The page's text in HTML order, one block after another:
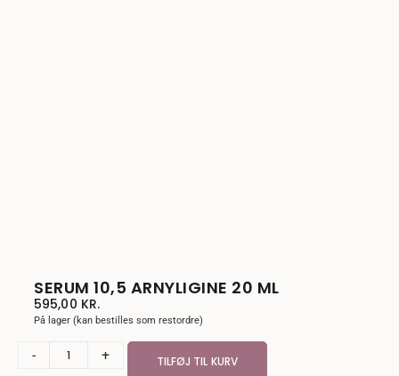
SERUM 10,5 ARNYLIGINE 20 ML
595,00 KR.
På lager (kan bestilles som restordre)
- + TILFØJ TIL KURV